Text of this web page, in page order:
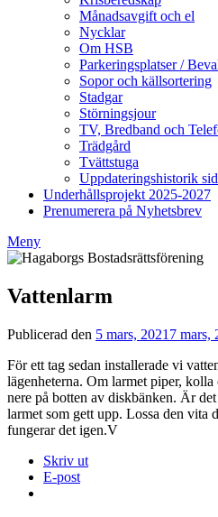
Månadsavgift och el
Nycklar
Om HSB
Parkeringsplatser /
Sopor och källsortering
Stadgar
Störningsjour
TV, Bredband och
Trädgård
Tvättstuga
Uppdateringshistorik
Underhållsprojekt 2025-2027
Prenumerera på Nyhetsbrev
Meny
Vattenlarm
Publicerad den 5 mars, 2021 7 mars,
För ett tag sedan installerade vi
lägenheterna. Om larmet piper,
nere på botten av diskbänken. Är
larmet som gett upp. Lossa den vita
fungerar det igen.V
Skriv ut
E-post